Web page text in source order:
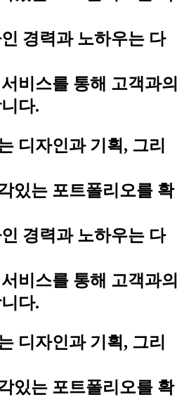
경력과 노하우는 다
비스를 통해 고객과의
다.
디자인과 기획, 그리
있는 포트폴리오를 확
경력과 노하우는 다
비스를 통해 고객과의
다.
디자인과 기획, 그리
있는 포트폴리오를 확